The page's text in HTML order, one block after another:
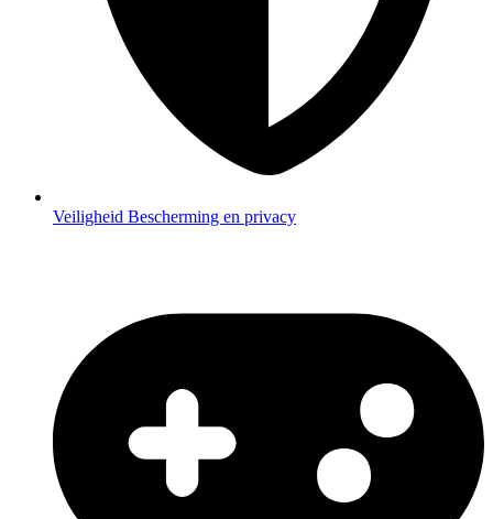
Veiligheid Bescherming en privacy